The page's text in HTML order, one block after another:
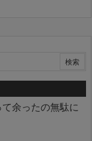
て余ったの無駄に